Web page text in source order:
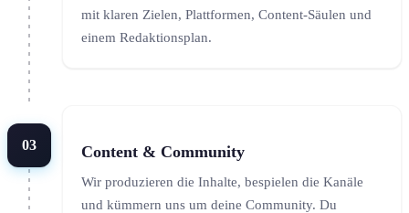
mit klaren Zielen, Plattformen, Content-Säulen und
einem Redaktionsplan.
03 Content & Community
Wir produzieren die Inhalte, bespielen die Kanäle
und kümmern uns um deine Community. Du